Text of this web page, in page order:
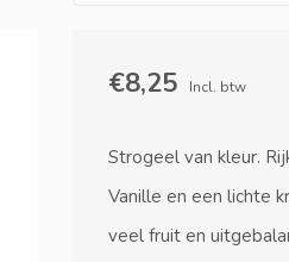
€8,25 Incl. btw
Strogeel van kleur.
Vanille en een lichte
veel fruit en